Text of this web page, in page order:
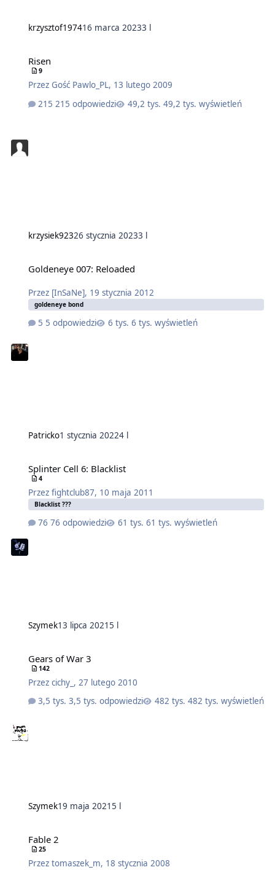
krzysztof197416 marca 20233 l
Risen
9
Przez Gość Pawlo_PL, 13 lutego 2009
215 odpowiedzi
49,2 tys. wyświetleń
krzysiek92326 stycznia 20233 l
Goldeneye 007: Reloaded
Przez [InSaNe], 19 stycznia 2012
goldeneye bond
5 odpowiedzi 6 tys. wyświetleń
Patricko1 stycznia 20224 l
Splinter Cell 6: Blacklist
4
Przez fightclub87, 10 maja 2011
Blacklist ???
76 odpowiedzi 61 tys. wyświetleń
Szymek13 lipca 20215 l
Gears of War 3
142
Przez cichy_ , 27 lutego 2010
3,5 tys. odpowiedzi
482 tys. wyświetleń
Szymek19 maja 20215 l
Fable 2
25
Przez tomaszek_m, 18 stycznia 2008